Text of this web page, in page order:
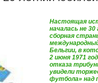
Настоящая
началась не 30
сборная
Бельгии, в
2 июня 1971
отказа
увидели
футбола» над